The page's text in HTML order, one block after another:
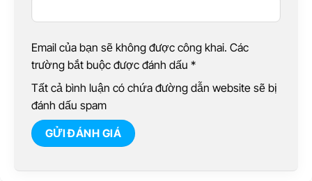
Email của bạn sẽ không được công khai. Các
trường bắt buộc được đánh dấu *
Tất cả bình luận có chứa đường dẫn website sẽ bị
đánh dấu spam